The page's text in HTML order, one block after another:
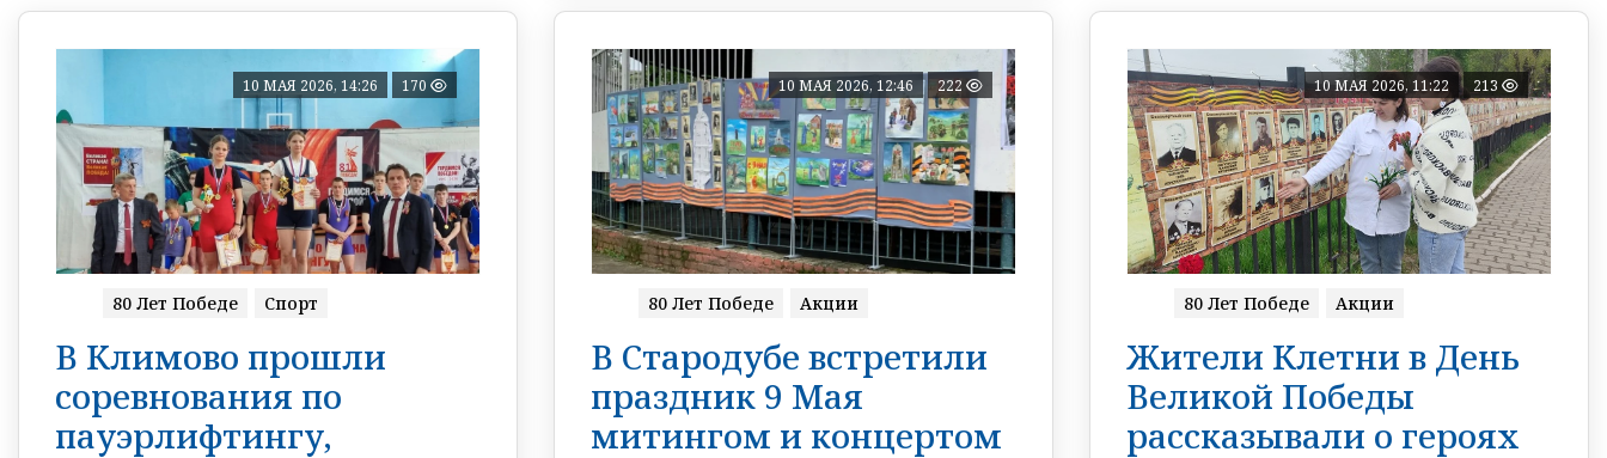
10 МАЯ 2026, 14:26 170
80 Лет Победе Спорт
В Климово прошли
соревнования по
пауэрлифтингу,
10 МАЯ 2026, 12:46 222
80 Лет Победе Акции
В Стародубе встретили
праздник 9 Мая
митингом и концертом
10 МАЯ 2026, 11:22 213
80 Лет Победе Акции
Жители Клетни в День
Великой Победы
рассказывали о героях